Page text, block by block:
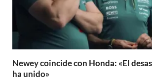
Newey coincide con Honda: «El
ha unido»